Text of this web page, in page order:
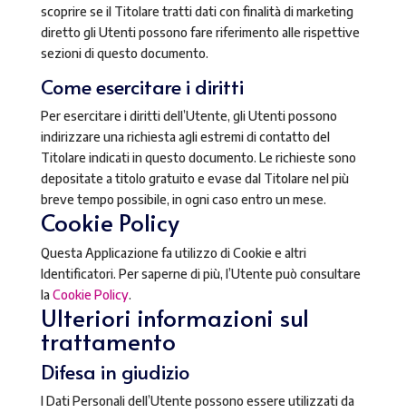
scoprire se il Titolare tratti dati con finalità di marketing
diretto gli Utenti possono fare riferimento alle rispettive
sezioni di questo documento.
Come esercitare i diritti
Per esercitare i diritti dell’Utente, gli Utenti possono
indirizzare una richiesta agli estremi di contatto del
Titolare indicati in questo documento. Le richieste sono
depositate a titolo gratuito e evase dal Titolare nel più
breve tempo possibile, in ogni caso entro un mese.
Cookie Policy
Questa Applicazione fa utilizzo di Cookie e altri
Identificatori. Per saperne di più, l’Utente può consultare
laCookie Policy.
Ulteriori informazioni sul
trattamento
Difesa in giudizio
I Dati Personali dell’Utente possono essere utilizzati da